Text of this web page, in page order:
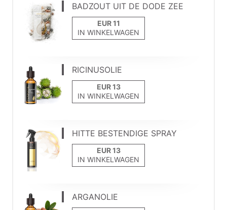
BADZOUT UIT DE DODE ZEE
IN WINKELWAGEN
RICINUSOLIE
IN WINKELWAGEN
HITTE BESTENDIGE SPRAY
IN WINKELWAGEN
ARGANOLIE